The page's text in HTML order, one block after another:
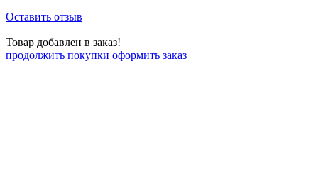
Оставить отзыв
Товар добавлен в заказ!
продолжить покупки оформить заказ